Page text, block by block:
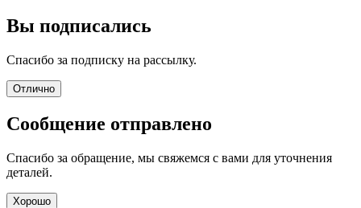
Вы подписались
Спасибо за подписку на рассылку.
Отлично
Сообщение отправлено
Спасибо за обращение, мы свяжемся с вами для уточнения
деталей.
Хорошо